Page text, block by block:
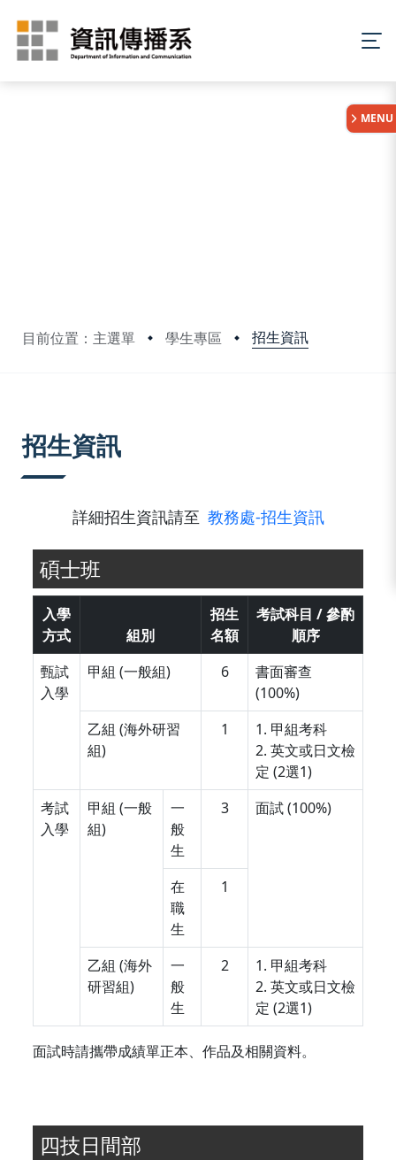
目前位置：主選單 學生專區 招生資訊
MENU
招生資訊
詳細招生資訊請至 教務處-招生資訊
碩士班
入學
方式
組別
招生
名額
考試科目 / 參酌
順序
甄試
入學
甲組 (一般組) 6
書面審查
(100%)
乙組 (海外研習
組)
1
1. 甲組考科
2. 英文或日文檢
定 (2選1)
考試
入學
甲組 (一般
組)
一
般
生
3 面試 (100%)
在
職
生
1
乙組 (海外
研習組)
一
般
生
2
1. 甲組考科
2. 英文或日文檢
定 (2選1)
面試時請攜帶成績單正本、作品及相關資料。
四技日間部